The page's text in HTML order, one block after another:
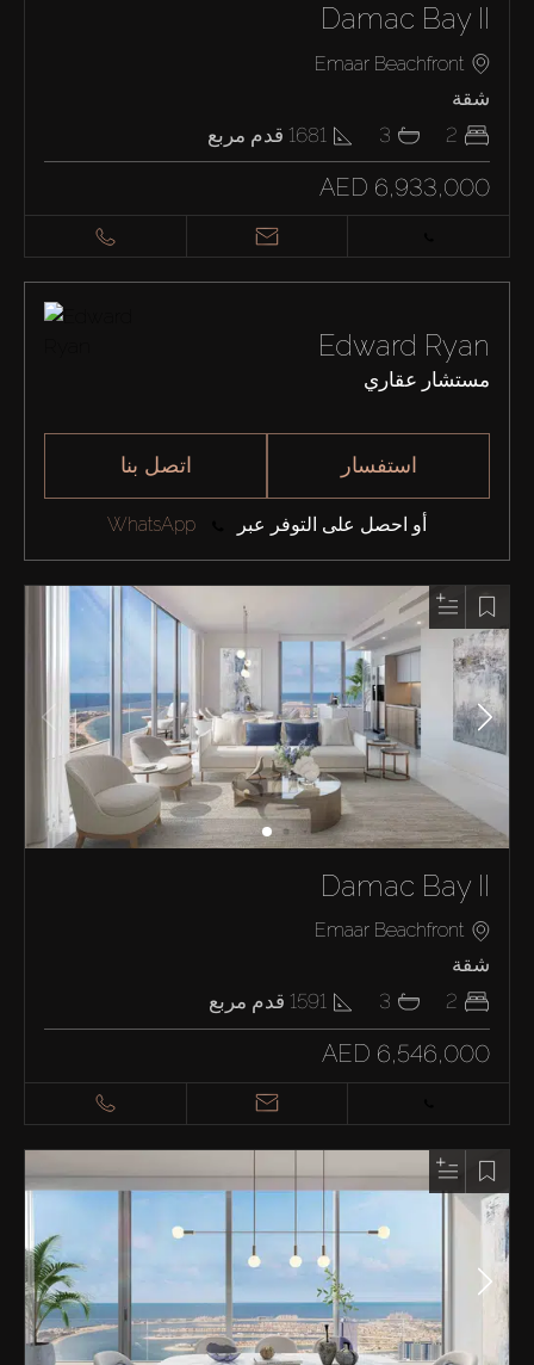
Damac Bay II
Emaar Beachfront
شقة
2
3
1681 قدم مربع
AED 6,933,000
Edward Ryan
مستشار عقاري
اتصل بنا استفسار
أو احصل على التوفر عبر WhatsApp
Damac Bay II
Emaar Beachfront
شقة
2
3
1591 قدم مربع
AED 6,546,000